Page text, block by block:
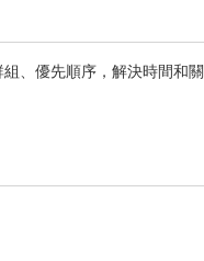
、優先順序，解決時間和關